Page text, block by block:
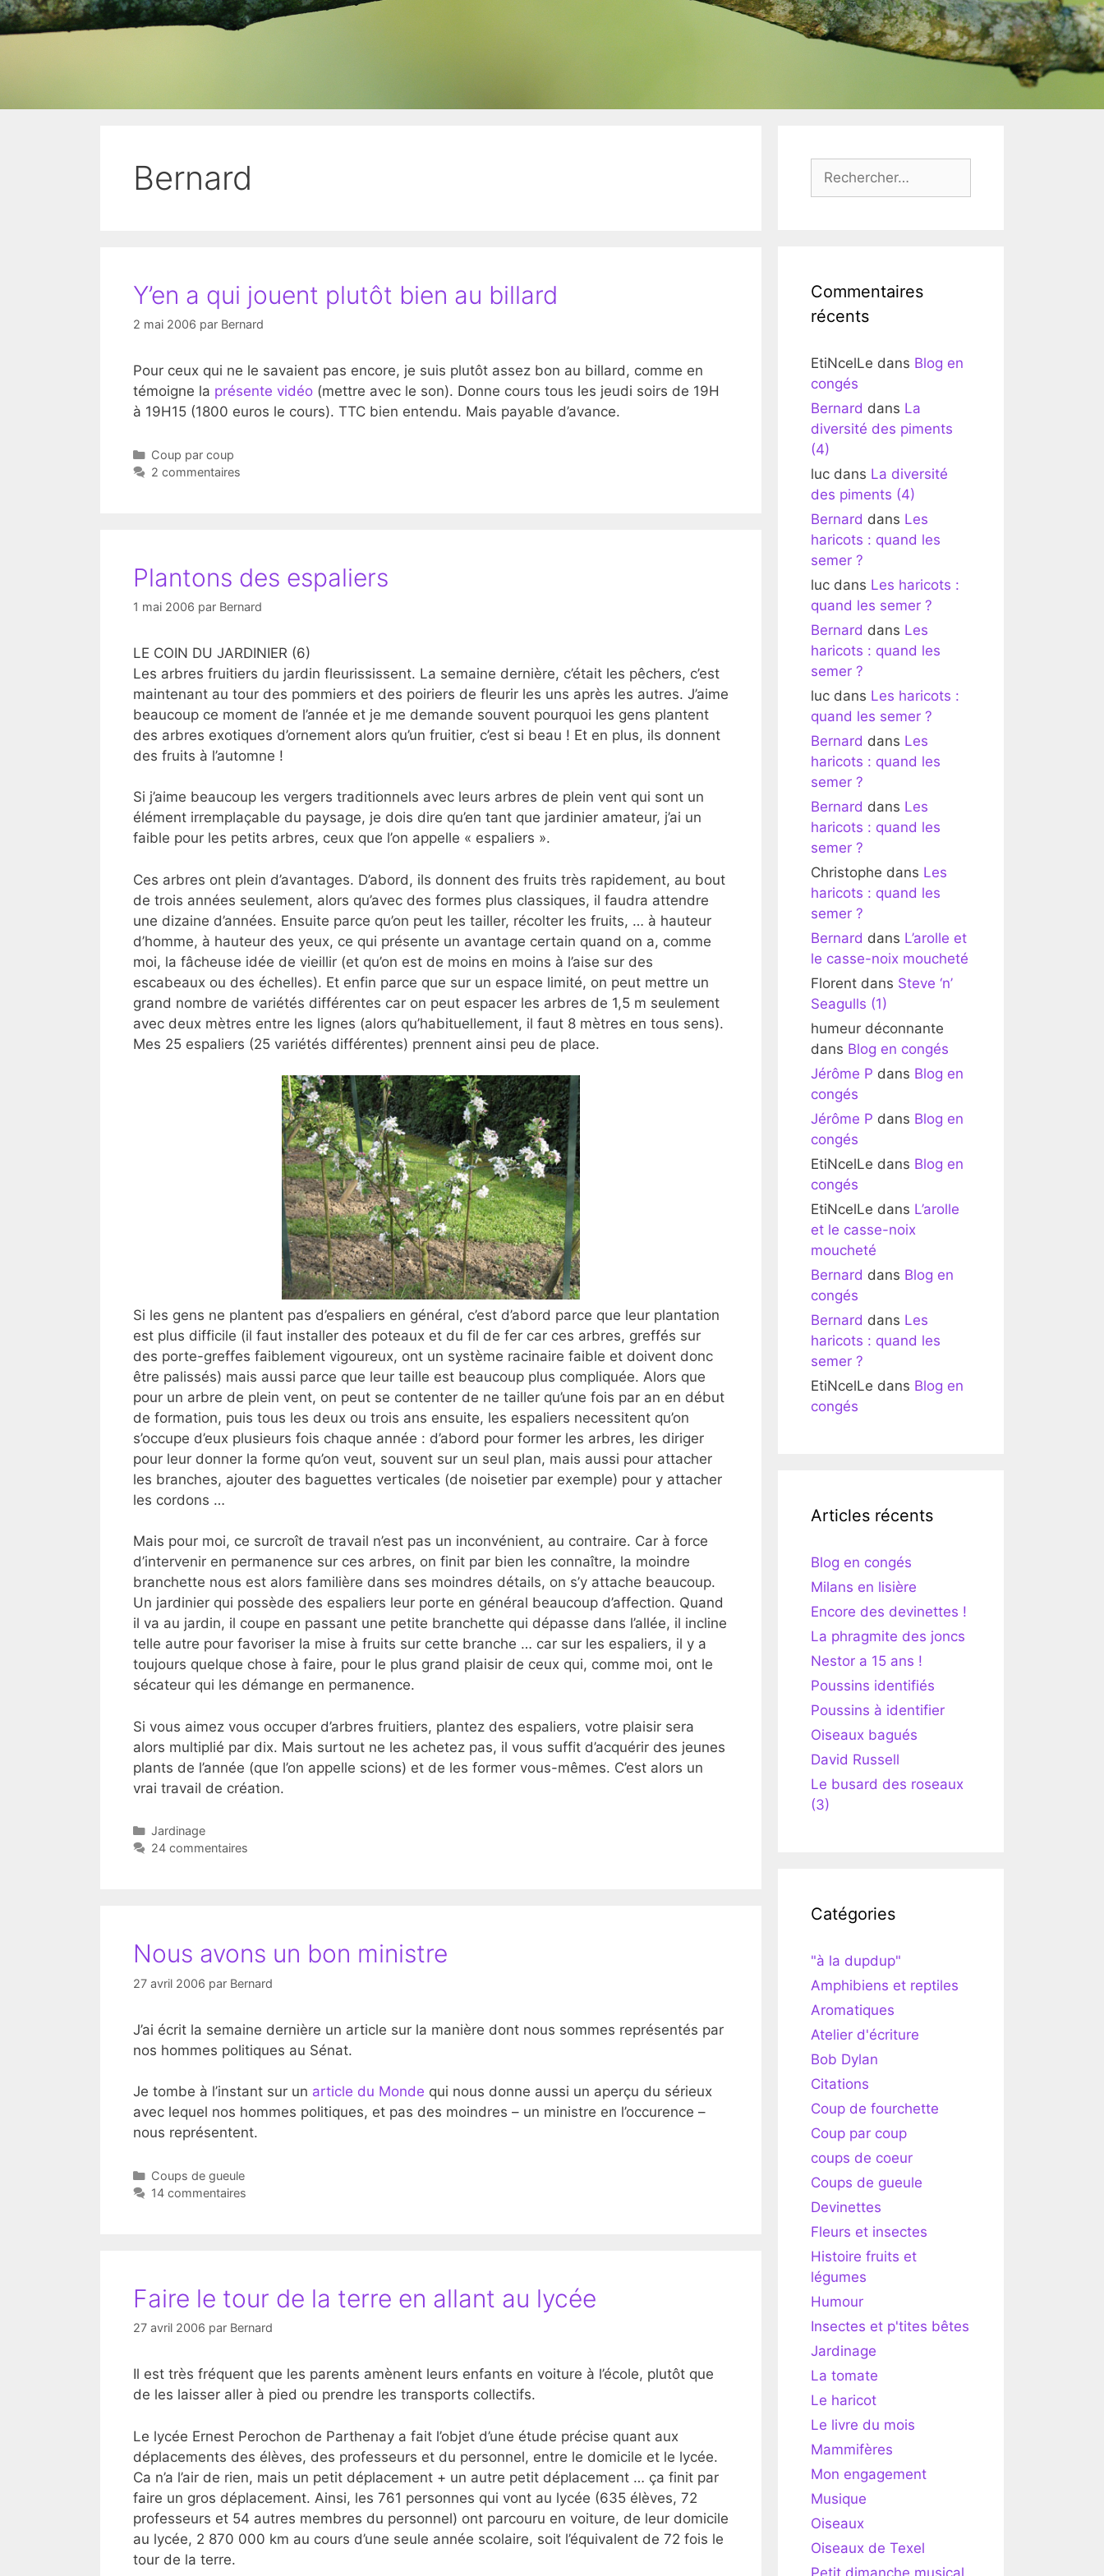
Bernard
Y’en a qui jouent plutôt bien au billard
2 mai 2006 par Bernard
Pour ceux qui ne le savaient pas encore, je suis plutôt assez bon au billard, comme en
témoigne la présente vidéo (mettre avec le son). Donne cours tous les jeudi soirs de 19H
à 19H15 (1800 euros le cours). TTC bien entendu. Mais payable d’avance.
Catégories
Coup par coup
2 commentaires
Plantons des espaliers
1 mai 2006 par Bernard
LE COIN DU JARDINIER (6)
Les arbres fruitiers du jardin fleurississent. La semaine dernière, c’était les pêchers, c’est
maintenant au tour des pommiers et des poiriers de fleurir les uns après les autres. J’aime
beaucoup ce moment de l’année et je me demande souvent pourquoi les gens plantent
des arbres exotiques d’ornement alors qu’un fruitier, c’est si beau ! Et en plus, ils donnent
des fruits à l’automne !
Si j’aime beaucoup les vergers traditionnels avec leurs arbres de plein vent qui sont un
élément irremplaçable du paysage, je dois dire qu’en tant que jardinier amateur, j’ai un
faible pour les petits arbres, ceux que l’on appelle « espaliers ».
Ces arbres ont plein d’avantages. D’abord, ils donnent des fruits très rapidement, au bout
de trois années seulement, alors qu’avec des formes plus classiques, il faudra attendre
une dizaine d’années. Ensuite parce qu’on peut les tailler, récolter les fruits, … à hauteur
d’homme, à hauteur des yeux, ce qui présente un avantage certain quand on a, comme
moi, la fâcheuse idée de vieillir (et qu’on est de moins en moins à l’aise sur des
escabeaux ou des échelles). Et enfin parce que sur un espace limité, on peut mettre un
grand nombre de variétés différentes car on peut espacer les arbres de 1,5 m seulement
avec deux mètres entre les lignes (alors qu’habituellement, il faut 8 mètres en tous sens).
Mes 25 espaliers (25 variétés différentes) prennent ainsi peu de place.
Si les gens ne plantent pas d’espaliers en général, c’est d’abord parce que leur plantation
est plus difficile (il faut installer des poteaux et du fil de fer car ces arbres, greffés sur
des porte-greffes faiblement vigoureux, ont un système racinaire faible et doivent donc
être palissés) mais aussi parce que leur taille est beaucoup plus compliquée. Alors que
pour un arbre de plein vent, on peut se contenter de ne tailler qu’une fois par an en début
de formation, puis tous les deux ou trois ans ensuite, les espaliers necessitent qu’on
s’occupe d’eux plusieurs fois chaque année : d’abord pour former les arbres, les diriger
pour leur donner la forme qu’on veut, souvent sur un seul plan, mais aussi pour attacher
les branches, ajouter des baguettes verticales (de noisetier par exemple) pour y attacher
les cordons …
Mais pour moi, ce surcroît de travail n’est pas un inconvénient, au contraire. Car à force
d’intervenir en permanence sur ces arbres, on finit par bien les connaître, la moindre
branchette nous est alors familière dans ses moindres détails, on s’y attache beaucoup.
Un jardinier qui possède des espaliers leur porte en général beaucoup d’affection. Quand
il va au jardin, il coupe en passant une petite branchette qui dépasse dans l’allée, il incline
telle autre pour favoriser la mise à fruits sur cette branche … car sur les espaliers, il y a
toujours quelque chose à faire, pour le plus grand plaisir de ceux qui, comme moi, ont le
sécateur qui les démange en permanence.
Si vous aimez vous occuper d’arbres fruitiers, plantez des espaliers, votre plaisir sera
alors multiplié par dix. Mais surtout ne les achetez pas, il vous suffit d’acquérir des jeunes
plants de l’année (que l’on appelle scions) et de les former vous-mêmes. C’est alors un
vrai travail de création.
Catégories
Jardinage
24 commentaires
Nous avons un bon ministre
27 avril 2006 par Bernard
J’ai écrit la semaine dernière un article sur la manière dont nous sommes représentés par
nos hommes politiques au Sénat.
Je tombe à l’instant sur un article du Monde qui nous donne aussi un aperçu du sérieux
avec lequel nos hommes politiques, et pas des moindres – un ministre en l’occurence –
nous représentent.
Catégories
Coups de gueule
14 commentaires
Faire le tour de la terre en allant au lycée
27 avril 2006 par Bernard
Il est très fréquent que les parents amènent leurs enfants en voiture à l’école, plutôt que
de les laisser aller à pied ou prendre les transports collectifs.
Le lycée Ernest Perochon de Parthenay a fait l’objet d’une étude précise quant aux
déplacements des élèves, des professeurs et du personnel, entre le domicile et le lycée.
Ca n’a l’air de rien, mais un petit déplacement + un autre petit déplacement … ça finit par
faire un gros déplacement. Ainsi, les 761 personnes qui vont au lycée (635 élèves, 72
professeurs et 54 autres membres du personnel) ont parcouru en voiture, de leur domicile
au lycée, 2 870 000 km au cours d’une seule année scolaire, soit l’équivalent de 72 fois le
tour de la terre.
Commentaires
récents
EtiNcelLe dans Blog en
congés
Bernard dans La
diversité des piments
(4)
luc dans La diversité
des piments (4)
Bernard dans Les
haricots : quand les
semer ?
luc dans Les haricots :
quand les semer ?
Bernard dans Les
haricots : quand les
semer ?
luc dans Les haricots :
quand les semer ?
Bernard dans Les
haricots : quand les
semer ?
Bernard dans Les
haricots : quand les
semer ?
Christophe dans Les
haricots : quand les
semer ?
Bernard dans L’arolle et
le casse-noix moucheté
Florent dans Steve ‘n’
Seagulls (1)
humeur déconnante
dans Blog en congés
Jérôme P dans Blog en
congés
Jérôme P dans Blog en
congés
EtiNcelLe dans Blog en
congés
EtiNcelLe dans L’arolle
et le casse-noix
moucheté
Bernard dans Blog en
congés
Bernard dans Les
haricots : quand les
semer ?
EtiNcelLe dans Blog en
congés
Articles récents
Blog en congés
Milans en lisière
Encore des devinettes !
La phragmite des joncs
Nestor a 15 ans !
Poussins identifiés
Poussins à identifier
Oiseaux bagués
David Russell
Le busard des roseaux
(3)
Catégories
"à la dupdup"
Amphibiens et reptiles
Aromatiques
Atelier d'écriture
Bob Dylan
Citations
Coup de fourchette
Coup par coup
coups de coeur
Coups de gueule
Devinettes
Fleurs et insectes
Histoire fruits et
légumes
Humour
Insectes et p'tites bêtes
Jardinage
La tomate
Le haricot
Le livre du mois
Mammifères
Mon engagement
Musique
Oiseaux
Oiseaux de Texel
Petit dimanche musical